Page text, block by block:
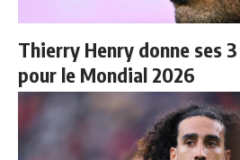
Thierry Henry donne ses
pour le Mondial 2026